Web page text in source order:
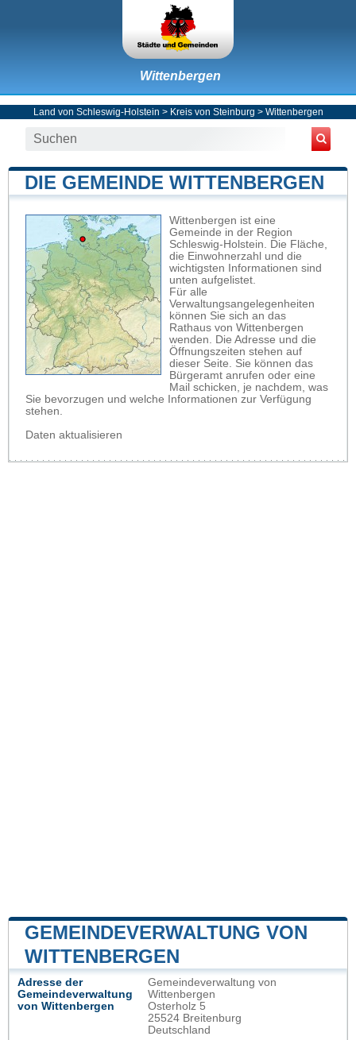
Wittenbergen
Land von Schleswig-Holstein > Kreis von Steinburg > Wittenbergen
DIE GEMEINDE WITTENBERGEN
Wittenbergen ist eine
Gemeinde in der Region
Schleswig-Holstein. Die Fläche,
die Einwohnerzahl und die
wichtigsten Informationen sind
unten aufgelistet.
Für alle
Verwaltungsangelegenheiten
können Sie sich an das
Rathaus von Wittenbergen
wenden. Die Adresse und die
Öffnungszeiten stehen auf
dieser Seite. Sie können das
Bürgeramt anrufen oder eine
Mail schicken, je nachdem, was
Sie bevorzugen und welche Informationen zur Verfügung
stehen.
Daten aktualisieren
GEMEINDEVERWALTUNG VON
WITTENBERGEN
Adresse der
Gemeindeverwaltung
von Wittenbergen
Gemeindeverwaltung von
Wittenbergen
Osterholz 5
25524 Breitenburg
Deutschland